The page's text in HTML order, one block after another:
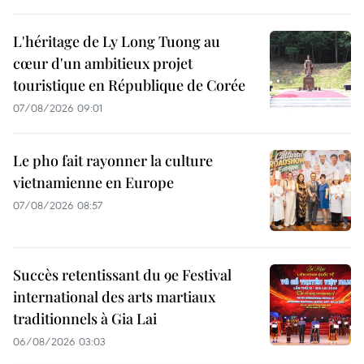
L'héritage de Ly Long Tuong au
cœur d'un ambitieux projet
touristique en République de Corée
07/08/2026 09:01
Le pho fait rayonner la culture
vietnamienne en Europe
07/08/2026 08:57
Succès retentissant du 9e Festival
international des arts martiaux
traditionnels à Gia Lai
06/08/2026 03:03